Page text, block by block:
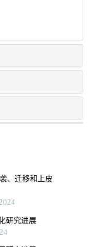
、迁移和上皮
研究进展